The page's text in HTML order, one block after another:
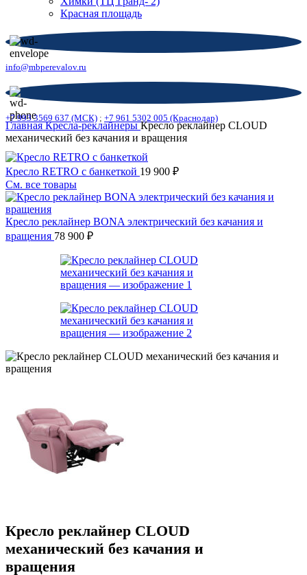
Красная площадь
info@mbperevalov.ru
+7 993 3569 637 (МСК) ; +7 961 5302 005 (Краснодар)
ГлавнаяКресла-реклайнерыКресло реклайнер CLOUD
механический без качания и вращения
Кресло RETRO с банкеткой 19 900 ₽
См. все товары
Кресло реклайнер BONA электрический без качания и
вращения 78 900 ₽
Кресло реклайнер CLOUD
механический без качания и
вращения